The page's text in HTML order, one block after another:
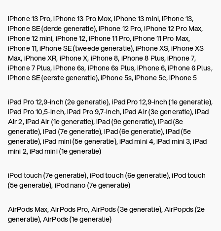
iPhone 13 Pro, iPhone 13 Pro Mox, iPhone 13 mini, iPhone 13,
iPhone SE (derde generatie), iPhone 12 Pro, iPhone 12 Pro Max,
iPhone 12 mini, iPhone 12, iPhone 11 Pro, iPhone 11 Pro Max,
iPhone 11, iPhone SE (tweede generatie), iPhone XS, iPhone XS
Max, iPhone XR, iPhone X, iPhone 8, iPhone 8 Plus, iPhone 7,
iPhone 7 Plus, iPhone 6s, iPhone 6s Plus, iPhone 6, iPhone 6 Plus,
iPhone SE (eerste generatie), iPhone 5s, iPhone 5c, iPhone 5
iPad Pro 12,9-inch (2e generatie), iPad Pro 12,9-inch (1e generatie),
iPad Pro 10,5-inch, iPad Pro 9,7-inch, iPad Air (3e generatie), iPad
Air 2, iPad Air (1e generatie), iPad (9e generatie), iPad (8e
generatie), iPad (7e generatie), iPad (6e generatie), iPad (5e
generatie), iPad mini (5e generatie), iPad mini 4, iPad mini 3, iPad
mini 2, iPad mini (1e generatie)
iPod touch (7e generatie), iPod touch (6e generatie), iPod touch
(5e generatie), iPod nano (7e generatie)
AirPods Max, AirPods Pro, AirPods (3e generatie), AirPopds (2e
generatie), AirPods (1e generatie)